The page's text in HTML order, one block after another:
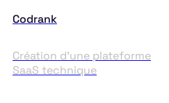
Codrank
Création d'une plateforme
SaaS technique